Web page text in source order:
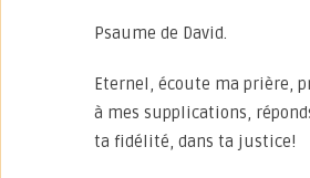
Psaume de David.
Eternel, écoute ma prière,
à mes supplications,
ta fidélité, dans ta justice!